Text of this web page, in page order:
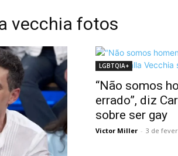
vecchia fotos
LGBTQIA+
“Não somos
errado”, diz
sobre ser gay
Victor Miller - 3 de